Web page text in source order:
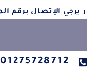
يرجي الإتصال برقم